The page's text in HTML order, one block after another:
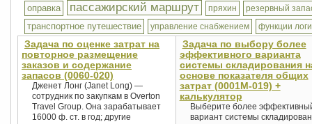
оправка пассажирский маршрут пряхин резервный
транспортное путешествие управление снабжением функции
Задача по оценке затрат на
повторное размещение
заказов и содержание
запасов (0060-020)
Дженет Лонг (Janet Long) —
сотрудник по закупкам в Overton
Travel Group. Она зарабатывает
16000 ф. ст. в год; другие
Задача по выбору более
эффективного варианта
системы складирования
основе показателя общих
затрат (0001М-019) +
калькулятор
Выберите более
вариант системы